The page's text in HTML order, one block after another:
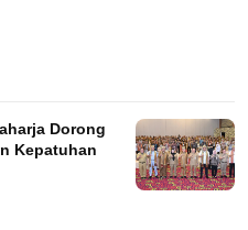
Dorong
Kepatuhan